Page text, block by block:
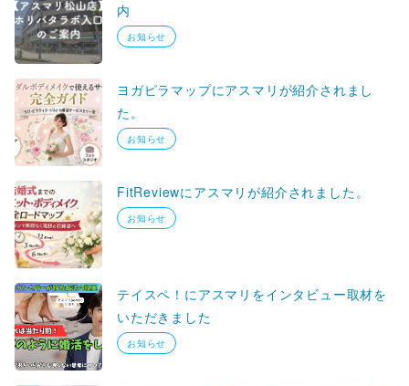
内
お知らせ
ヨガピラマップにアスマリが紹介されまし
た。
お知らせ
FitReviewにアスマリが紹介されました。
お知らせ
テイスペ！にアスマリをインタビュー取材を
いただきました
お知らせ